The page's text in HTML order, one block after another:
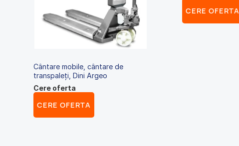
Cântare mobile, cântare de
transpaleți, Dini Argeo
Cere oferta
CERE OFERTA
CERE OFERTA